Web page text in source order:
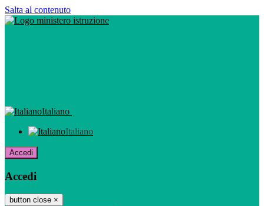
Salta al contenuto
Italiano
Italiano
Accedi
Accedi
button close ×